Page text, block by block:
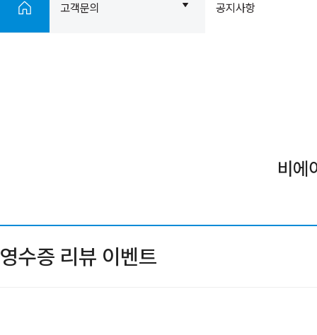
고객문의 공지사항
비에
영수증 리뷰 이벤트